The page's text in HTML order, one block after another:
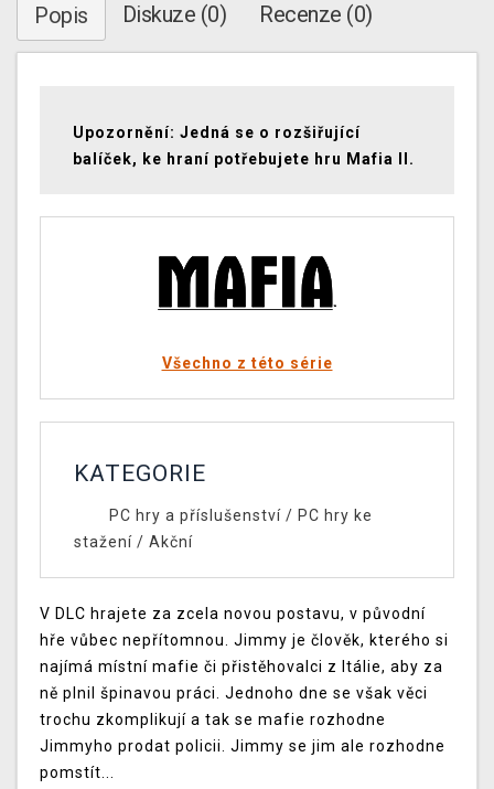
Popis Diskuze (0) Recenze (0)
Upozornění: Jedná se o rozšiřující
balíček, ke hraní potřebujete hru Mafia II.
Všechno z této série
KATEGORIE
PC hry a příslušenství/ PC hry ke
stažení / Akční
V DLC hrajete za zcela novou postavu, v původní
hře vůbec nepřítomnou. Jimmy je člověk, kterého si
najímá místní mafie či přistěhovalci z Itálie, aby za
ně plnil špinavou práci. Jednoho dne se však věci
trochu zkomplikují a tak se mafie rozhodne
Jimmyho prodat policii. Jimmy se jim ale rozhodne
pomstít...